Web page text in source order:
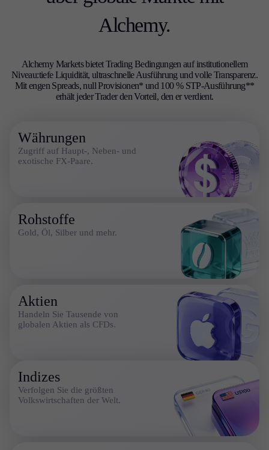
Futures-Ablauftermine
Indikatoren
Leitfäden
Kontaktieren Sie uns
Karriere
De
Sv
Alchemy.
Alchemy Markets bietet Trading Bedingungen auf institutionellem
Niveau:tiefe Liquidität, ultraschnelle Ausführung und volle Transparenz.
Mit engen Spreads, null Provisionen* und 100 % STP-Ausführung**
erhält jeder Trader den Vorteil, den er verdient.
Währungen
Zugriff auf Haupt-, Neben- und
exotische FX-Paare.
Rohstoffe
Gold, Öl, Silber und mehr.
Aktien
Handeln Sie Tausende von
globalen Aktien als CFDs.
Indizes
Verfolgen Sie die größten
Volkswirtschaften der Welt.